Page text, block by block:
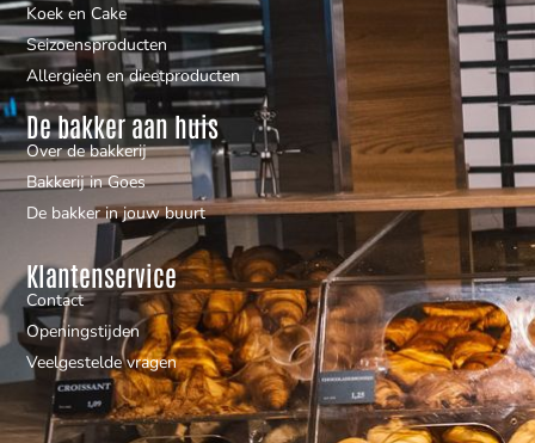
Koek en Cake
Seizoensproducten
Allergieën en dieetproducten
De bakker aan huis
Over de bakkerij
Bakkerij in Goes
De bakker in jouw buurt
Klantenservice
Contact
Openingstijden
Veelgestelde vragen